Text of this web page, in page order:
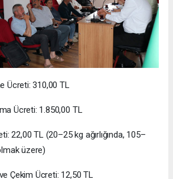
Ücreti: 310,00 TL
Ücreti: 1.850,00 TL
22,00 TL (20–25 kg ağırlığında, 105–
üzere)
Çekim Ücreti: 12,50 TL